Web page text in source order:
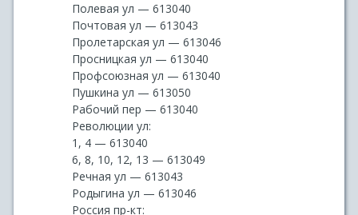
Полевая ул — 613040
Почтовая ул — 613043
Пролетарская ул — 613046
Просницкая ул — 613040
Профсоюзная ул — 613040
Пушкина ул — 613050
Рабочий пер — 613040
Революции ул:
1, 4 — 613040
6, 8, 10, 12, 13 — 613049
Речная ул — 613043
Родыгина ул — 613046
Россия пр-кт: